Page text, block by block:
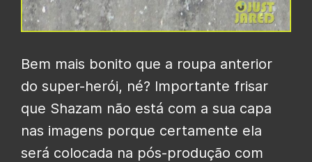
Bem mais bonito que a roupa anterior
do super-herói, né? Importante frisar
que Shazam não está com a sua capa
nas imagens porque certamente ela
será colocada na pós-produção com